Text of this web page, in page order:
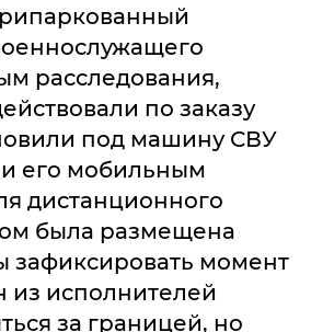
расследования,
по заказу
под машину СВУ
его мобильным
дистанционного
была размещена
зафиксировать момент
из исполнителей
за границей, но